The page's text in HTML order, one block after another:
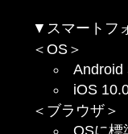
▼スマートフ
＜OS＞
Android
iOS
＜ブラウザ＞
OSに標